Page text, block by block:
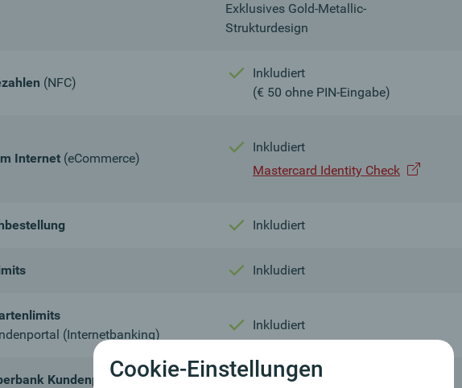
Exklusives Gold-Metallic-
Strukturdesign
(NFC)
Inkludiert
(€ 50 ohne PIN-Eingabe)
Internet (eCommerce)
Inkludiert
Mastercard Identity Check
Inkludiert
Inkludiert
(Internetbanking)
Inkludiert
Kundenportal business
Cookie-Einstellungen